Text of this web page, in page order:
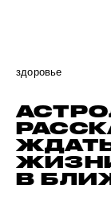
здоровье
В